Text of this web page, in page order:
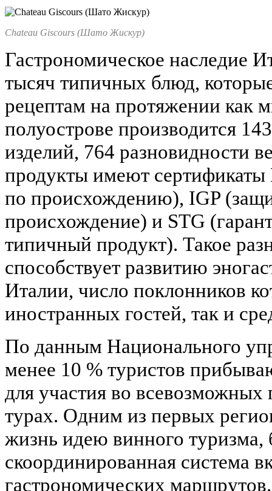
Chateau Giscours (Шато Жискур)
Гастрономическое наследие
тысяч типичных блюд,
рецептам на протяжении как
полуострове производится
изделий, 764 разновидности
продукты имеют
по происхождению), IGP
происхождение) и STG
типичный продукт). Такое
способствует развитию
Италии, число поклонников
иностранных гостей, так и
По данным Национального
менее 10 % туристов
для участия во
турах. Одним из первых
жизнь идею винного
скоординированная система
гастрономических